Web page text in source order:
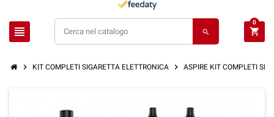
view_headline search shopping_cart
0
chevron_right KIT COMPLETI SIGARETTA ELETTRONICA chevron_right ASPIRE KIT COMPLETI